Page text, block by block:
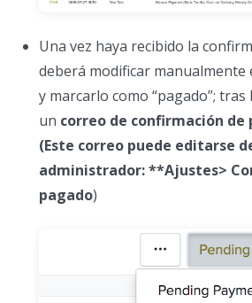
Una vez haya recibido la
deberá modificar manualmente
y marcarlo como “pagado”;
un correo de confirmación de
(Este correo puede editarse
administrador: **Ajustes>
pagado)